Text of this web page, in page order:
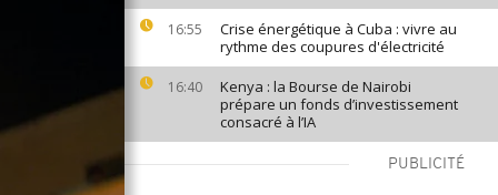
16:55
Crise énergétique à Cuba : vivre au
rythme des coupures d'électricité
16:40
Kenya : la Bourse de Nairobi
prépare un fonds d’investissement
consacré à l’IA
PUBLICITÉ